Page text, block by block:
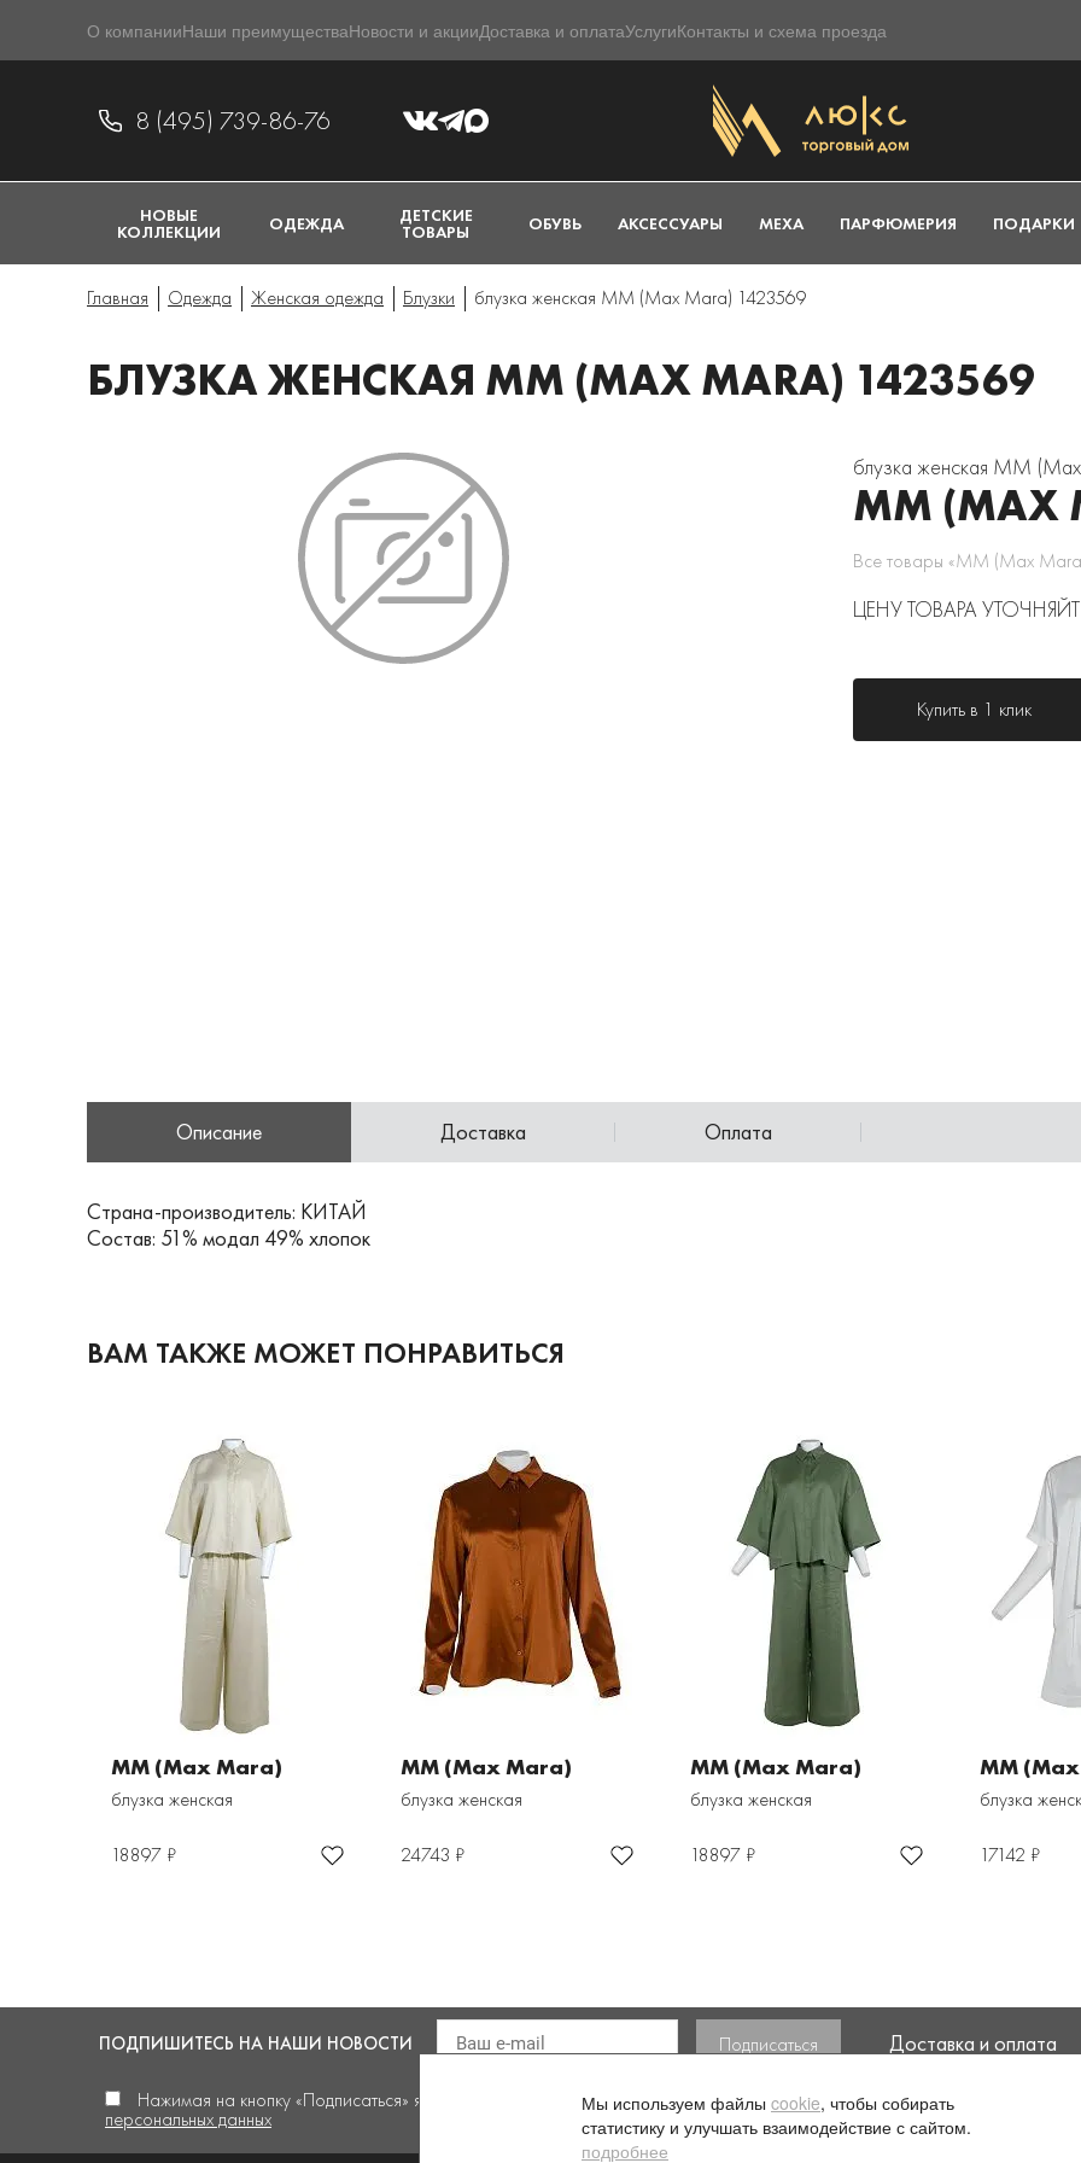
О компанииНаши преимуществаНовости и акцииДоставка и оплатаУслугиКонтакты и схема проезда
8 (495) 739-86-76
НОВЫЕ
КОЛЛЕКЦИИ ОДЕЖДА ДЕТСКИЕ
ТОВАРЫ ОБУВЬ АКСЕССУАРЫ МЕХА ПАРФЮМЕРИЯ ПОДАРКИ
Главная Одежда Женская одежда Блузки блузка женская MM (Max Mara) 1423569
БЛУЗКА ЖЕНСКАЯ MM (MAX MARA) 1423569
блузка женская MM
MM (MAX
Все товары «MM (Max
ЦЕНУ ТОВАРА
Купить в 1 клик
Описание Доставка Оплата
Страна-производитель: КИТАЙ
Состав: 51% модал 49% хлопок
ВАМ ТАКЖЕ МОЖЕТ ПОНРАВИТЬСЯ
MM (Max Mara)
блузка женская
18897 ₽
MM (Max Mara)
блузка женская
24743 ₽
MM (Max Mara)
блузка женская
18897 ₽
MM
блузка
17142 ₽
ПОДПИШИТЕСЬ НА НАШИ НОВОСТИ
Нажимая на кнопку «Подписаться» я даю своё согласие на обработку моих
персональных данных
Доставка и оплата
Мы используем файлы cookie, чтобы собирать
статистику и улучшать взаимодействие с сайтом.
подробнее